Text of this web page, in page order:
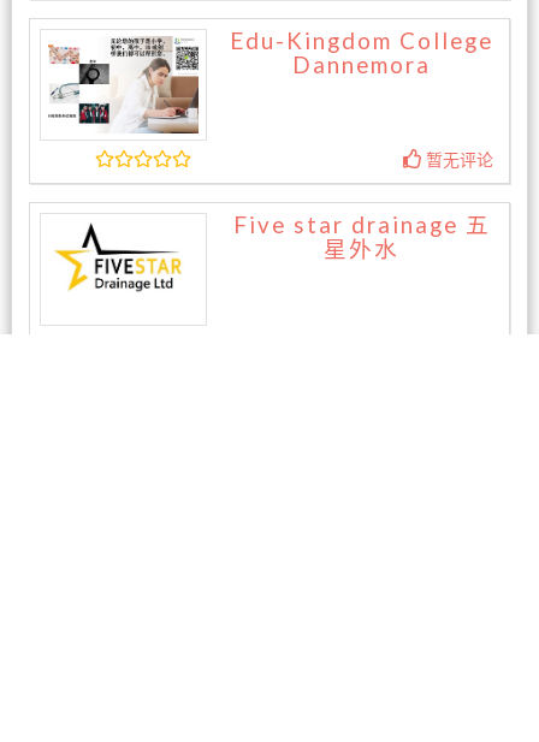
Edu-Kingdom College
Dannemora
暂无评论
Five star drainage 五
星外水